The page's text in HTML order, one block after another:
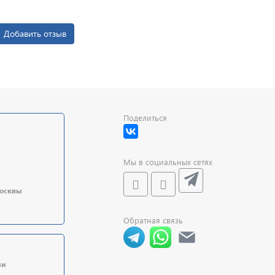
Добавить отзыв
Поделиться
Мы в социальных сетях
Обратная связь